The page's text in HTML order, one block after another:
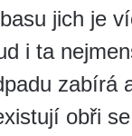
jich je
i ta
zabírá
obři se